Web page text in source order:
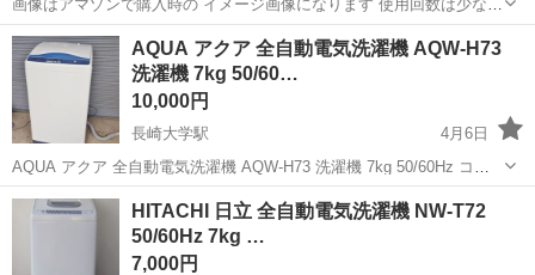
画像はアマゾンで購入時の イメージ画像になります 使用回数は少なく
新品同等です。 一人暮らし用には ちょうど良いサイズになります。
取りに来れる方 よろしくお願いします。
長崎 島原市 生活家電 COMFEE
AQUA アクア 全自動電気洗濯機 AQW-H73
洗濯機 7kg 50/60…
10,000円
長崎大学駅
4月6日
AQUA アクア 全自動電気洗濯機 AQW-H73 洗濯機 7kg 50/60Hz コン
パクトタイプ 単身用 動作OK 家電 全自動洗濯機 ◆メーカー：アクア
◆サイズ【素人採寸のため若干の誤差はご容赦ください】...
長崎 長崎市 長崎大学駅 生活家電 AQW
HITACHI 日立 全自動電気洗濯機 NW-T72
50/60Hz 7kg …
7,000円